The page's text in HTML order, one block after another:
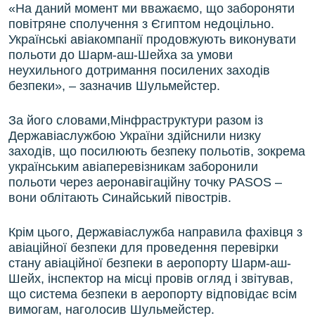
«На даний момент ми вважаємо, що забороняти
повітряне сполучення з Єгиптом недоцільно.
Українські авіакомпанії продовжують виконувати
польоти до Шарм-аш-Шейха за умови
неухильного дотримання посилених заходів
безпеки», – зазначив Шульмейстер.
За його словами,Мінфраструктури разом із
Державіаслужбою України здійснили низку
заходів, що посилюють безпеку польотів, зокрема
українським авіаперевізникам заборонили
польоти через аеронавігаційну точку PASOS –
вони облітають Синайський півострів.
Крім цього, Державіаслужба направила фахівця з
авіаційної безпеки для проведення перевірки
стану авіаційної безпеки в аеропорту Шарм-аш-
Шейх, інспектор на місці провів огляд і звітував,
що система безпеки в аеропорту відповідає всім
вимогам, наголосив Шульмейстер.